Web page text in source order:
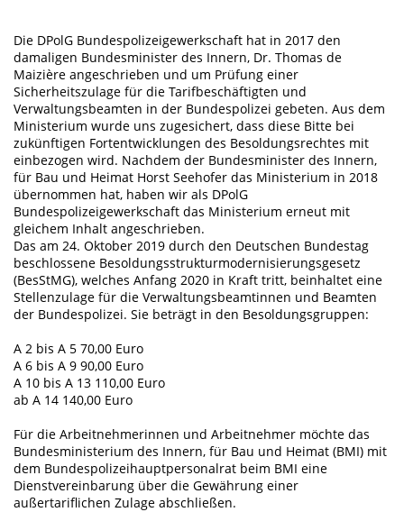
Die DPolG Bundespolizeigewerkschaft hat in 2017 den
damaligen Bundesminister des Innern, Dr. Thomas de
Maizière angeschrieben und um Prüfung einer
Sicherheitszulage für die Tarifbeschäftigten und
Verwaltungsbeamten in der Bundespolizei gebeten. Aus dem
Ministerium wurde uns zugesichert, dass diese Bitte bei
zukünftigen Fortentwicklungen des Besoldungsrechtes mit
einbezogen wird. Nachdem der Bundesminister des Innern,
für Bau und Heimat Horst Seehofer das Ministerium in 2018
übernommen hat, haben wir als DPolG
Bundespolizeigewerkschaft das Ministerium erneut mit
gleichem Inhalt angeschrieben.
Das am 24. Oktober 2019 durch den Deutschen Bundestag
beschlossene Besoldungsstrukturmodernisierungsgesetz
(BesStMG), welches Anfang 2020 in Kraft tritt, beinhaltet eine
Stellenzulage für die Verwaltungsbeamtinnen und Beamten
der Bundespolizei. Sie beträgt in den Besoldungsgruppen:
A 2 bis A 5 70,00 Euro
A 6 bis A 9 90,00 Euro
A 10 bis A 13 110,00 Euro
ab A 14 140,00 Euro
Für die Arbeitnehmerinnen und Arbeitnehmer möchte das
Bundesministerium des Innern, für Bau und Heimat (BMI) mit
dem Bundespolizeihauptpersonalrat beim BMI eine
Dienstvereinbarung über die Gewährung einer
außertariflichen Zulage abschließen.